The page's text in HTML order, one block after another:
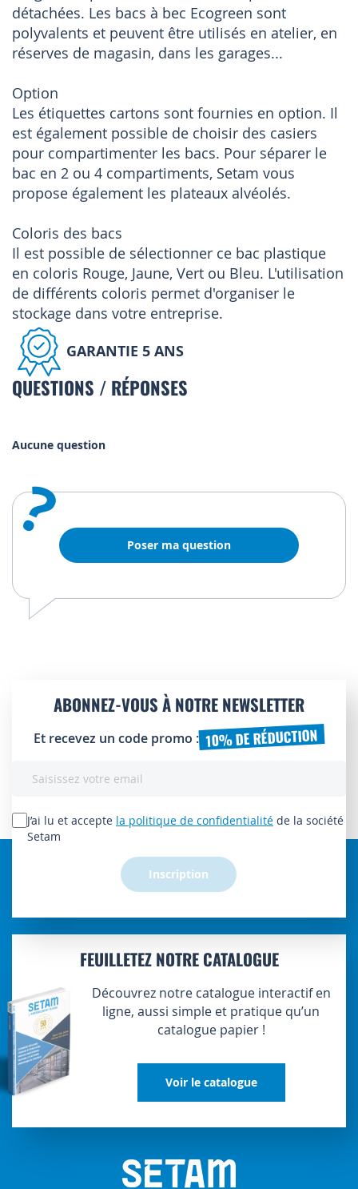
détachées. Les bacs à bec Ecogreen sont
polyvalents et peuvent être utilisés en atelier, en
réserves de magasin, dans les garages...
Option
Les étiquettes cartons sont fournies en option. Il
est également possible de choisir des casiers
pour compartimenter les bacs. Pour séparer le
bac en 2 ou 4 compartiments, Setam vous
propose également les plateaux alvéolés.
Coloris des bacs
Il est possible de sélectionner ce bac plastique
en coloris Rouge, Jaune, Vert ou Bleu. L'utilisation
de différents coloris permet d'organiser le
stockage dans votre entreprise.
GARANTIE 5 ANS
QUESTIONS / RÉPONSES
Aucune question
? Poser ma question
ABONNEZ-VOUS À NOTRE NEWSLETTER
Et recevez un code promo : 10% DE RÉDUCTION
lettre
d’information
J’ai lu et accepte la politique de confidentialité de la société
Setam
Inscription
FEUILLETEZ NOTRE CATALOGUE
Découvrez notre catalogue interactif en
ligne, aussi simple et pratique qu’un
catalogue papier !
Voir le catalogue